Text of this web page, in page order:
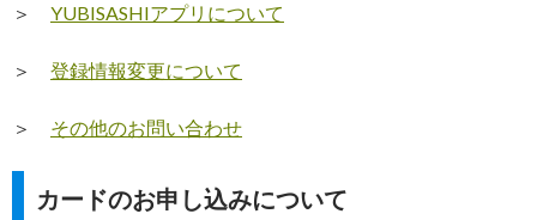
＞ YUBISASHIアプリについて
＞ 登録情報変更について
＞ その他のお問い合わせ
カードのお申し込みについて